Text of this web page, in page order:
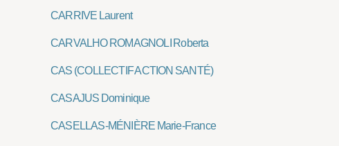
CARRIVE Laurent
CARVALHO ROMAGNOLI Roberta
CAS (COLLECTIF ACTION SANTÉ)
CASAJUS Dominique
CASELLAS-MÉNIÈRE Marie-France